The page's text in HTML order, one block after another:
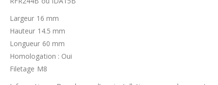
Largeur 16 mm
Hauteur 14.5 mm
Longueur 60 mm
Homologation : Oui
Filetage M8